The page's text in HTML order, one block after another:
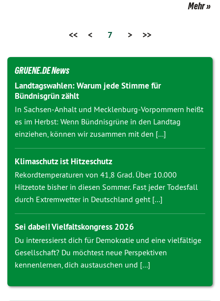
Mehr
<< < 7 > >>
GRUENE.DE News
Landtagswahlen: Warum jede Stimme für
Bündnisgrün zählt
In Sachsen-Anhalt und Mecklenburg-Vorpommern heißt
es im Herbst: Wenn Bündnisgrüne in den Landtag
einziehen, können wir zusammen mit den [...]
Klimaschutz ist Hitzeschutz
Rekordtemperaturen von 41,8 Grad. Über 10.000
Hitzetote bisher in diesen Sommer. Fast jeder Todesfall
durch Extremwetter in Deutschland geht [...]
Sei dabei! Vielfaltskongress 2026
Du interessierst dich für Demokratie und eine vielfältige
Gesellschaft? Du möchtest neue Perspektiven
kennenlernen, dich austauschen und [...]